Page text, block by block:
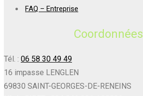
FAQ – Entreprise
Coordonnées
Tél. : 06 58 30 49 49
16 impasse LENGLEN
69830 SAINT-GEORGES-DE-RENEINS